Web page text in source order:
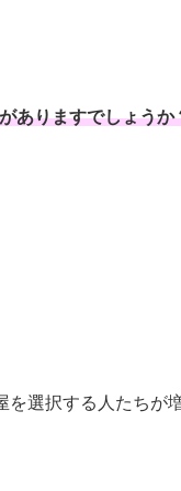
ありますでしょうか
選択する人たちが